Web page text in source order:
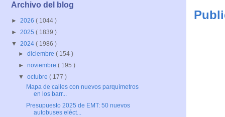
Archivo del blog
► 2026 ( 1044 )
► 2025 ( 1839 )
▼ 2024 ( 1986 )
►diciembre( 154 )
►noviembre( 195 )
▼octubre( 177 )
Mapa de calles con nuevos parquímetros
en los barr...
Presupuesto 2025 de EMT: 50 nuevos
autobuses eléct...